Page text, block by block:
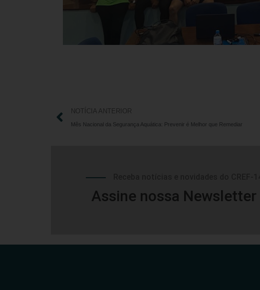
NOTÍCIA ANTERIOR
Mês Nacional da Segurança Aquática: Prevenir é Melhor que Remediar
Assine nossa Newsletter